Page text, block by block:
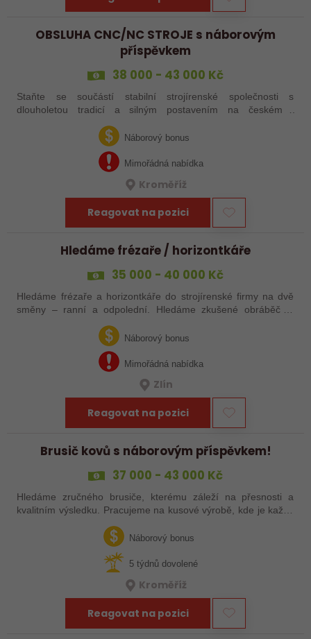
OBSLUHA CNC/NC STROJE s náborovým
příspěvkem
38 000 - 43 000 Kč
Staňte se součástí stabilní strojírenské společnosti s
dlouholetou tradicí a silným postavením na českém i
aktuálně obsazujeme více typů…
Náborový bonus
Mimořádná nabídka
Kroměříž
Reagovat na pozici
Hledáme frézaře / horizontkáře
35 000 - 40 000 Kč
Hledáme frézaře a horizontkáře do strojírenské firmy na dvě
směny – ranní a odpolední. Hledáme zkušené obráběče i
šikovné nováčky, kteří chtějí dělat poctivé řemeslo na
zajímavých zakázkách. Zašlete…
Náborový bonus
Mimořádná nabídka
Zlín
Reagovat na pozici
Brusič kovů s náborovým příspěvkem!
37 000 - 43 000 Kč
Hledáme zručného brusiče, kterému záleží na přesnosti a
kvalitním výsledku. Pracujeme na kusové výrobě, kde je každý
plocho nebo kulato – nebo…Náborový bonus
5 týdnů dovolené
Kroměříž
Reagovat na pozici